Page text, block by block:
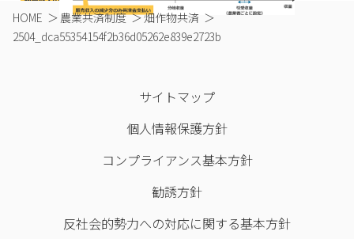
HOME ＞ 農業共済制度 ＞畑作物共済 ＞
2504_dca55354154f2b36d05262e839e2723b
サイトマップ
個人情報保護方針
コンプライアンス基本方針
勧誘方針
反社会的勢力への対応に関する基本方針